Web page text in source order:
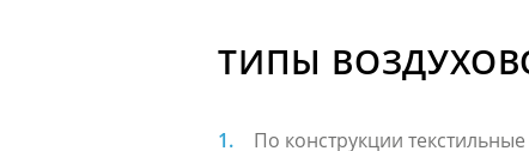
ТИПЫ
По конструкции